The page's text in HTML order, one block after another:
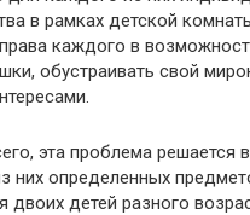
в рамках детской
каждого в
обустраивать свой
эта проблема решается
них определенных
двоих детей разного